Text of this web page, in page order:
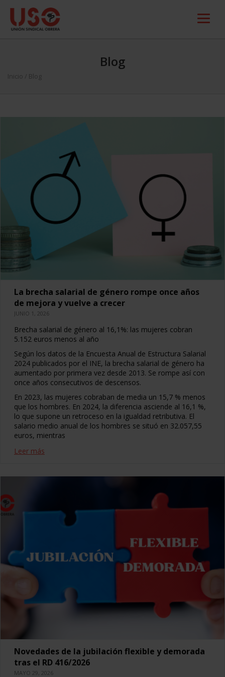
Blog
Inicio / Blog
La brecha salarial de género rompe once años
de mejora y vuelve a crecer
JUNIO 1, 2026
Brecha salarial de género al 16,1%: las mujeres cobran
5.152 euros menos al año
Según los datos de la Encuesta Anual de Estructura Salarial
2024 publicados por el INE, la brecha salarial de género ha
aumentado por primera vez desde 2013. Se rompe así con
once años consecutivos de descensos.
En 2023, las mujeres cobraban de media un 15,7 % menos
que los hombres. En 2024, la diferencia asciende al 16,1 %,
lo que supone un retroceso en la igualdad retributiva. El
salario medio anual de los hombres se situó en 32.057,55
euros, mientras
Leer más
Novedades de la jubilación flexible y demorada
tras el RD 416/2026
MAYO 29, 2026